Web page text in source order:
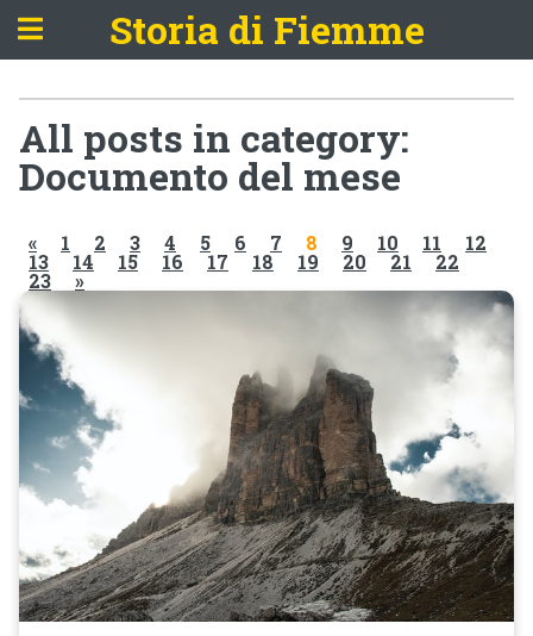
Storia di Fiemme
All posts in category:
Documento del mese
« 1 2 3 4 5 6 7 8 9 10 11 12
13 14 15 16 17 18 19 20 21 22
23 »